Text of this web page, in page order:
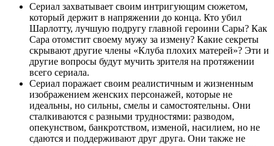
Сериал захватывает своим интригующим сюжетом,
который держит в напряжении до конца. Кто убил
Шарлотту, лучшую подругу главной героини Сары? Как
Сара отомстит своему мужу за измену? Какие секреты
скрывают другие члены «Клуба плохих матерей»? Эти и
другие вопросы будут мучить зрителя на протяжении
всего сериала.
Сериал поражает своим реалистичным и жизненным
изображением женских персонажей, которые не
идеальны, но сильны, смелы и самостоятельны. Они
сталкиваются с разными трудностями: разводом,
опекунством, банкротством, изменой, насилием, но не
сдаются и поддерживают друг друга. Они также не